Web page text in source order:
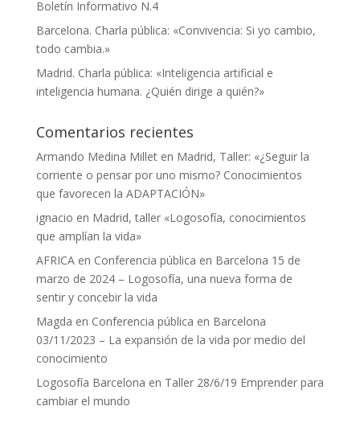
Boletín Informativo N.4
Barcelona. Charla pública: «Convivencia: Si yo cambio,
todo cambia.»
Madrid. Charla pública: «Inteligencia artificial e
inteligencia humana. ¿Quién dirige a quién?»
Comentarios recientes
Armando Medina Milleten Madrid, Taller: «¿Seguir la
corriente o pensar por uno mismo? Conocimientos
que favorecen la ADAPTACIÓN»
ignacio en Madrid, taller «Logosofía, conocimientos
que amplían la vida»
AFRICAen Conferencia pública en Barcelona 15 de
marzo de 2024 – Logosofía, una nueva forma de
sentir y concebir la vida
Magda en Conferencia pública en Barcelona
03/11/2023 – La expansión de la vida por medio del
conocimiento
Logosofía Barcelona en Taller 28/6/19 Emprender para
cambiar el mundo